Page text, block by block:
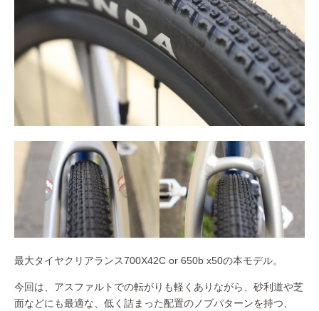
最大タイヤクリアランス700X42C or 650b x50の本モデル。
今回は、アスファルトでの転がりも軽くありながら、砂利道や芝
面などにも最適な、低く詰まった配置のノブパターンを持つ、